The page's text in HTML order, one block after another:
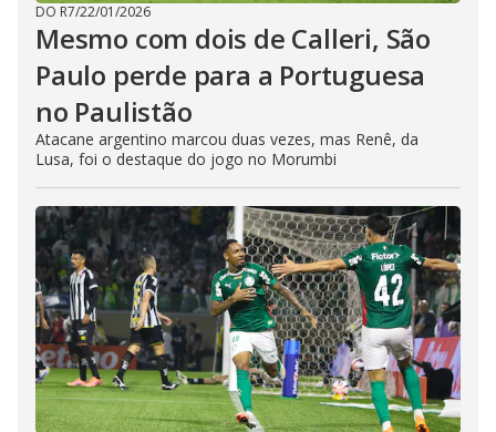
DO R7/22/01/2026
Mesmo com dois de Calleri, São
Paulo perde para a Portuguesa
no Paulistão
Atacane argentino marcou duas vezes, mas Renê, da
Lusa, foi o destaque do jogo no Morumbi